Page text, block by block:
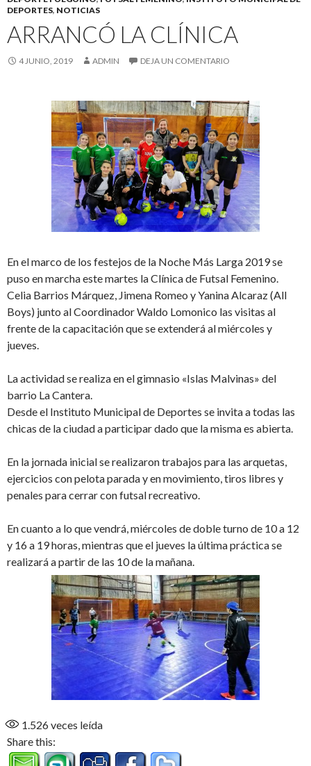
DEPORTES, NOTICIAS
ARRANCÓ LA CLÍNICA
4 JUNIO, 2019 ADMIN DEJA UN COMENTARIO
En el marco de los festejos de la Noche Más Larga 2019 se
puso en marcha este martes la Clínica de Futsal Femenino.
Celia Barrios Márquez, Jimena Romeo y Yanina Alcaraz (All
Boys) junto al Coordinador Waldo Lomonico las visitas al
frente de la capacitación que se extenderá al miércoles y
jueves.
La actividad se realiza en el gimnasio «Islas Malvinas» del
barrio La Cantera.
Desde el Instituto Municipal de Deportes se invita a todas las
chicas de la ciudad a participar dado que la misma es abierta.
En la jornada inicial se realizaron trabajos para las arquetas,
ejercicios con pelota parada y en movimiento, tiros libres y
penales para cerrar con futsal recreativo.
En cuanto a lo que vendrá, miércoles de doble turno de 10 a 12
y 16 a 19 horas, mientras que el jueves la última práctica se
realizará a partir de las 10 de la mañana.
1.526veces leída
Share this: